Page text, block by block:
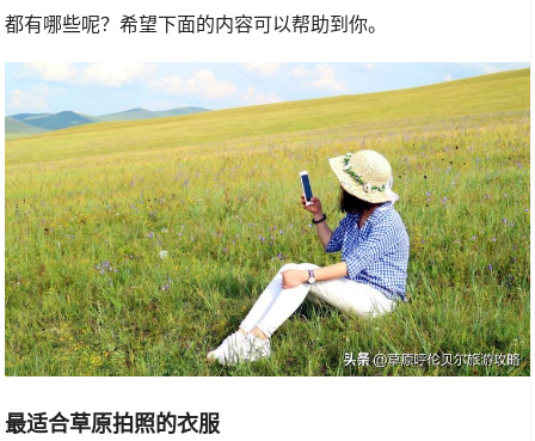
都有哪些呢？希望下面的内容可以帮助到你。
最适合草原拍照的衣服